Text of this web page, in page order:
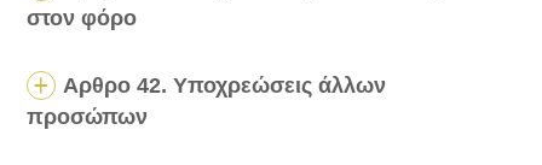
στον φόρο
Αρθρο 42. Υποχρεώσεις άλλων
προσώπων